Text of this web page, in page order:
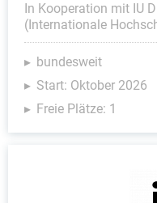
In Kooperation mit IU
(Internationale
bundesweit
Start: Oktober 2026
Freie Plätze: 1